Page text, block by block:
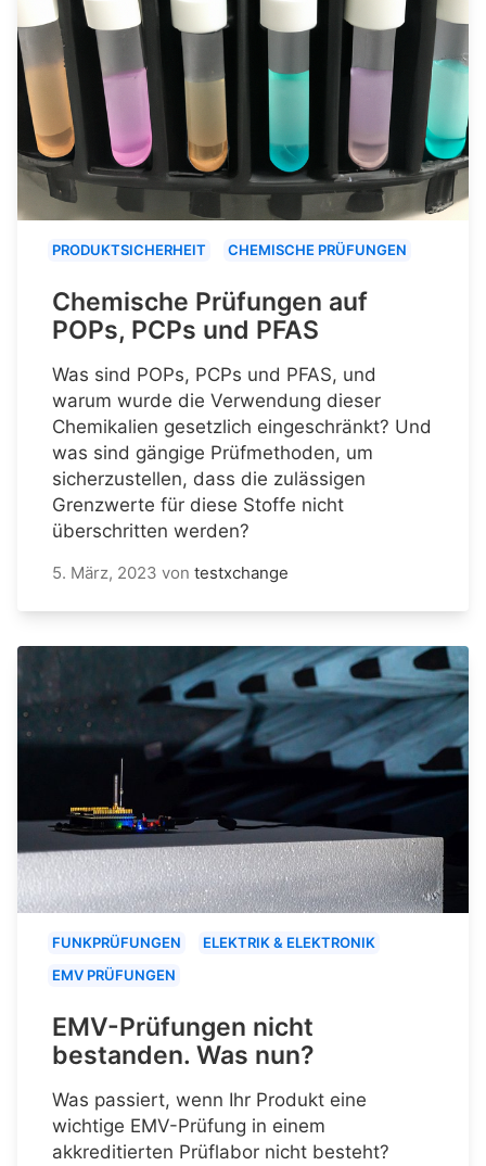
PRODUKTSICHERHEIT CHEMISCHE PRÜFUNGEN
Chemische Prüfungen auf
POPs, PCPs und PFAS
Was sind POPs, PCPs und PFAS, und
warum wurde die Verwendung dieser
Chemikalien gesetzlich eingeschränkt? Und
was sind gängige Prüfmethoden, um
sicherzustellen, dass die zulässigen
Grenzwerte für diese Stoffe nicht
überschritten werden?
5. März, 2023 von testxchange
FUNKPRÜFUNGEN
ELEKTRIK & ELEKTRONIK
EMV PRÜFUNGEN
EMV-Prüfungen nicht
bestanden. Was nun?
Was passiert, wenn Ihr Produkt eine
wichtige EMV-Prüfung in einem
akkreditierten Prüflabor nicht besteht?